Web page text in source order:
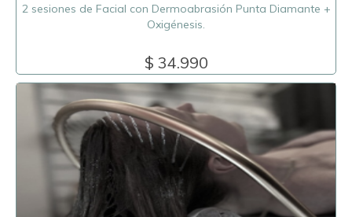
2 sesiones de Facial con Dermoabrasión Punta Diamante +
Oxigénesis.
$ 34.990